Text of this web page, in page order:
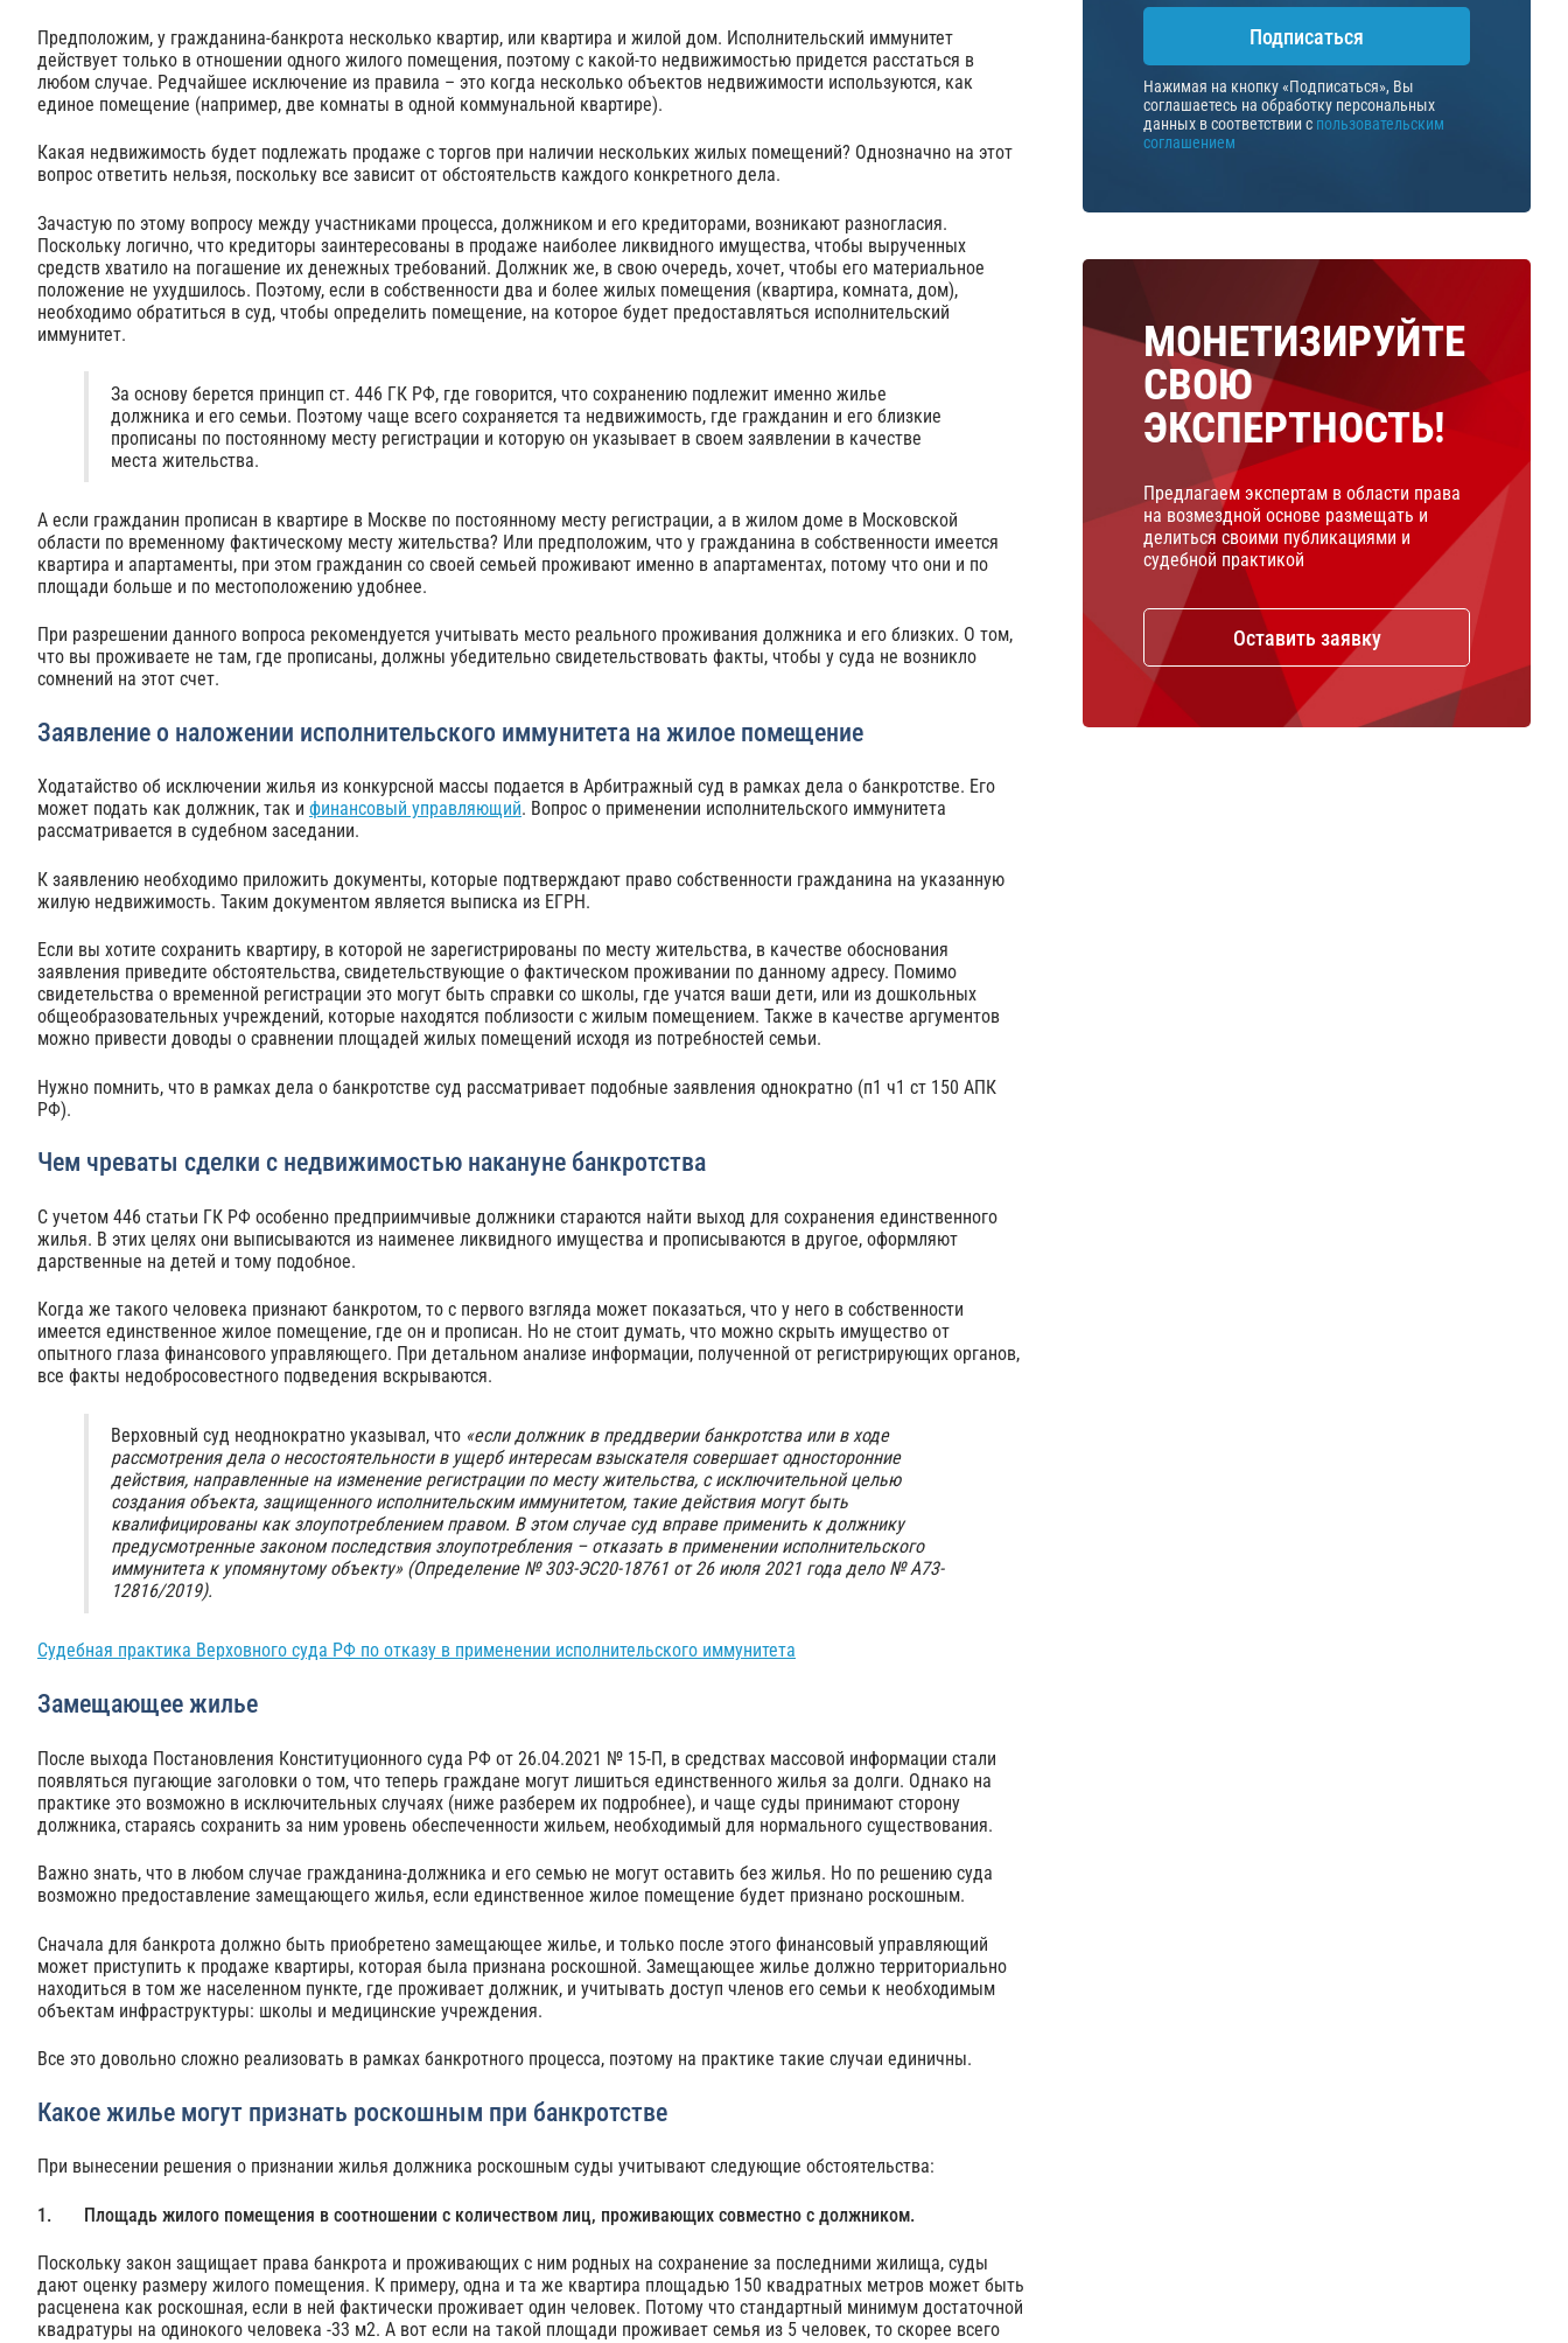
Предположим, у гражданина-банкрота несколько квартир, или квартира и жилой дом. Исполнительский иммунитет
действует только в отношении одного жилого помещения, поэтому с какой-то недвижимостью придется расстаться в
любом случае. Редчайшее исключение из правила – это когда несколько объектов недвижимости используются, как
единое помещение (например, две комнаты в одной коммунальной квартире).
Какая недвижимость будет подлежать продаже с торгов при наличии нескольких жилых помещений? Однозначно на этот
вопрос ответить нельзя, поскольку все зависит от обстоятельств каждого конкретного дела.
Зачастую по этому вопросу между участниками процесса, должником и его кредиторами, возникают разногласия.
Поскольку логично, что кредиторы заинтересованы в продаже наиболее ликвидного имущества, чтобы вырученных
средств хватило на погашение их денежных требований. Должник же, в свою очередь, хочет, чтобы его материальное
положение не ухудшилось. Поэтому, если в собственности два и более жилых помещения (квартира, комната, дом),
необходимо обратиться в суд, чтобы определить помещение, на которое будет предоставляться исполнительский
иммунитет.
За основу берется принцип ст. 446 ГК РФ, где говорится, что сохранению подлежит именно жилье
должника и его семьи. Поэтому чаще всего сохраняется та недвижимость, где гражданин и его близкие
прописаны по постоянному месту регистрации и которую он указывает в своем заявлении в качестве
места жительства.
А если гражданин прописан в квартире в Москве по постоянному месту регистрации, а в жилом доме в Московской
области по временному фактическому месту жительства? Или предположим, что у гражданина в собственности имеется
квартира и апартаменты, при этом гражданин со своей семьей проживают именно в апартаментах, потому что они и по
площади больше и по местоположению удобнее.
При разрешении данного вопроса рекомендуется учитывать место реального проживания должника и его близких. О том,
что вы проживаете не там, где прописаны, должны убедительно свидетельствовать факты, чтобы у суда не возникло
сомнений на этот счет.
Заявление о наложении исполнительского иммунитета на жилое помещение
Ходатайство об исключении жилья из конкурсной массы подается в Арбитражный суд в рамках дела о банкротстве. Его
может подать как должник, так и финансовый управляющий. Вопрос о применении исполнительского иммунитета
рассматривается в судебном заседании.
К заявлению необходимо приложить документы, которые подтверждают право собственности гражданина на указанную
жилую недвижимость. Таким документом является выписка из ЕГРН.
Если вы хотите сохранить квартиру, в которой не зарегистрированы по месту жительства, в качестве обоснования
заявления приведите обстоятельства, свидетельствующие о фактическом проживании по данному адресу. Помимо
свидетельства о временной регистрации это могут быть справки со школы, где учатся ваши дети, или из дошкольных
общеобразовательных учреждений, которые находятся поблизости с жилым помещением. Также в качестве аргументов
можно привести доводы о сравнении площадей жилых помещений исходя из потребностей семьи.
Нужно помнить, что в рамках дела о банкротстве суд рассматривает подобные заявления однократно (п1 ч1 ст 150 АПК
РФ).
Чем чреваты сделки с недвижимостью накануне банкротства
С учетом 446 статьи ГК РФ особенно предприимчивые должники стараются найти выход для сохранения единственного
жилья. В этих целях они выписываются из наименее ликвидного имущества и прописываются в другое, оформляют
дарственные на детей и тому подобное.
Когда же такого человека признают банкротом, то с первого взгляда может показаться, что у него в собственности
имеется единственное жилое помещение, где он и прописан. Но не стоит думать, что можно скрыть имущество от
опытного глаза финансового управляющего. При детальном анализе информации, полученной от регистрирующих органов,
все факты недобросовестного подведения вскрываются.
Верховный суд неоднократно указывал, что «если должник в преддверии банкротства или в ходе
рассмотрения дела о несостоятельности в ущерб интересам взыскателя совершает односторонние
действия, направленные на изменение регистрации по месту жительства, с исключительной целью
создания объекта, защищенного исполнительским иммунитетом, такие действия могут быть
квалифицированы как злоупотреблением правом. В этом случае суд вправе применить к должнику
предусмотренные законом последствия злоупотребления – отказать в применении исполнительского
иммунитета к упомянутому объекту» (Определение № 303-ЭС20-18761 от 26 июля 2021 года дело № А73-
12816/2019).
Судебная практика Верховного суда РФ по отказу в применении исполнительского иммунитета
Замещающее жилье
После выхода Постановления Конституционного суда РФ от 26.04.2021 № 15-П, в средствах массовой информации стали
появляться пугающие заголовки о том, что теперь граждане могут лишиться единственного жилья за долги. Однако на
практике это возможно в исключительных случаях (ниже разберем их подробнее), и чаще суды принимают сторону
должника, стараясь сохранить за ним уровень обеспеченности жильем, необходимый для нормального существования.
Важно знать, что в любом случае гражданина-должника и его семью не могут оставить без жилья. Но по решению суда
возможно предоставление замещающего жилья, если единственное жилое помещение будет признано роскошным.
Сначала для банкрота должно быть приобретено замещающее жилье, и только после этого финансовый управляющий
может приступить к продаже квартиры, которая была признана роскошной. Замещающее жилье должно территориально
находиться в том же населенном пункте, где проживает должник, и учитывать доступ членов его семьи к необходимым
объектам инфраструктуры: школы и медицинские учреждения.
Все это довольно сложно реализовать в рамках банкротного процесса, поэтому на практике такие случаи единичны.
Какое жилье могут признать роскошным при банкротстве
При вынесении решения о признании жилья должника роскошным суды учитывают следующие обстоятельства:
1. Площадь жилого помещения в соотношении с количеством лиц, проживающих совместно с должником.
Поскольку закон защищает права банкрота и проживающих с ним родных на сохранение за последними жилища, суды
дают оценку размеру жилого помещения. К примеру, одна и та же квартира площадью 150 квадратных метров может быть
расценена как роскошная, если в ней фактически проживает один человек. Потому что стандартный минимум достаточной
квадратуры на одинокого человека -33 м2. А вот если на такой площади проживает семья из 5 человек, то скорее всего
Подписаться
Нажимая на кнопку «Подписаться», Вы
соглашаетесь на обработку персональных
данных в соответствии с пользовательским
соглашением
МОНЕТИЗИРУЙТЕ
СВОЮ
ЭКСПЕРТНОСТЬ!
Предлагаем экспертам в области права
на возмездной основе размещать и
делиться своими публикациями и
судебной практикой
Оставить заявку